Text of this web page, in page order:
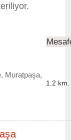
Muratpaşa,
1.2 km.